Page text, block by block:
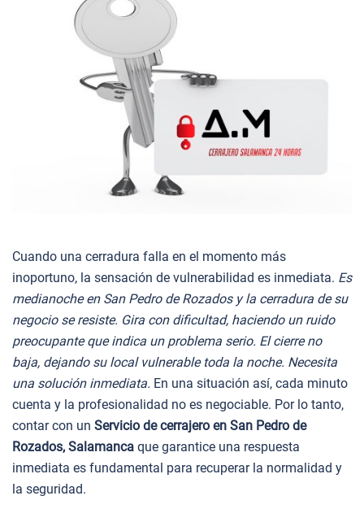
Cuando una cerradura falla en el momento más
inoportuno, la sensación de vulnerabilidad es inmediata. Es
medianoche en San Pedro de Rozados y la cerradura de su
negocio se resiste. Gira con dificultad, haciendo un ruido
preocupante que indica un problema serio. El cierre no
baja, dejando su local vulnerable toda la noche. Necesita
una solución inmediata. En una situación así, cada minuto
cuenta y la profesionalidad no es negociable. Por lo tanto,
contar con un Servicio de cerrajero en San Pedro de
Rozados, Salamanca que garantice una respuesta
inmediata es fundamental para recuperar la normalidad y
la seguridad.